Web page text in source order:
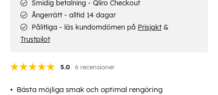
5.0 6 recensioner
Bästa möjliga smak och optimal rengöring
Smidig betalning - Qliro Checkout
Ångerrätt - alltid 14 dagar
Pålitliga - läs kundomdömen på Prisjakt &
Trustpilot